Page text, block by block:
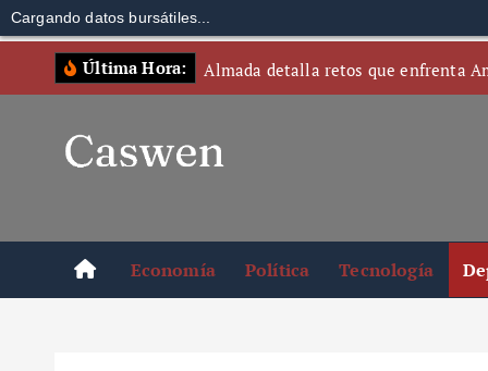
Cargando datos bursátiles...
Última Hora: Almada detalla retos que enfrenta
Economía Política Tecnología